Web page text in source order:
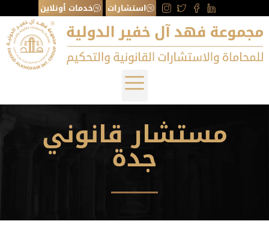
استشارات خدمات أونلاين
مستشار قانوني
جدة